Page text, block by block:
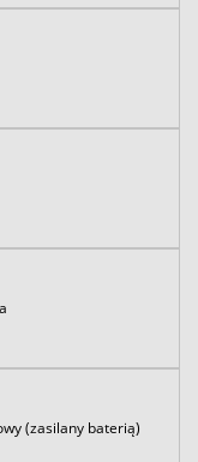
(zasilany baterią)